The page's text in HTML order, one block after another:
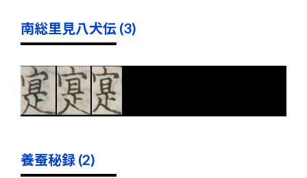
南総里見八犬伝 (3)
養蚕秘録 (2)